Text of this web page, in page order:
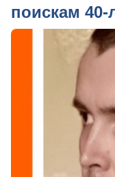
поискам 40-